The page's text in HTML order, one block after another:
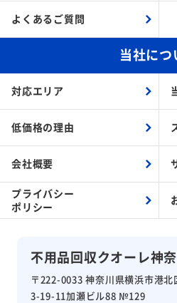
不用品回収クオーレ神
〒222-0033 神奈川県横浜市港北
3-19-11加瀬ビル88 №129
よくあるご質問
当社につ
対応エリア
低価格の理由
会社概要
プライバシー
ポリシー